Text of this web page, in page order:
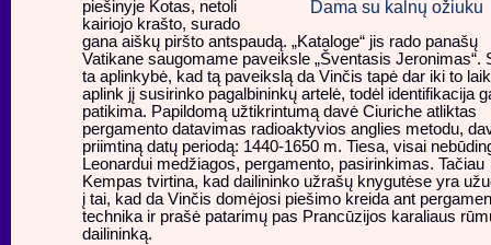
Dama su kalnų ožiuku
piešinyje Kotas, netoli
kairiojo krašto, surado
gana aiškų piršto antspaudą. „Kataloge“ jis rado panašų
Vatikane saugomame paveiksle „Šventasis Jeronimas“.
ta aplinkybė, kad tą paveikslą da Vinčis tapė dar iki to
aplink jį susirinko pagalbininkų artelė, todėl identifikacija
patikima. Papildomą užtikrintumą davė Ciuriche atliktas
pergamento datavimas radioaktyvios anglies metodu,
priimtiną datų periodą: 1440-1650 m. Tiesa, visai
Leonardui medžiagos, pergamento, pasirinkimas. Tačiau
Kempas tvirtina, kad dailininko užrašų knygutėse yra
į tai, kad da Vinčis domėjosi piešimo kreida ant
technika ir prašė patarimų pas Prancūzijos karaliaus
dailininką.